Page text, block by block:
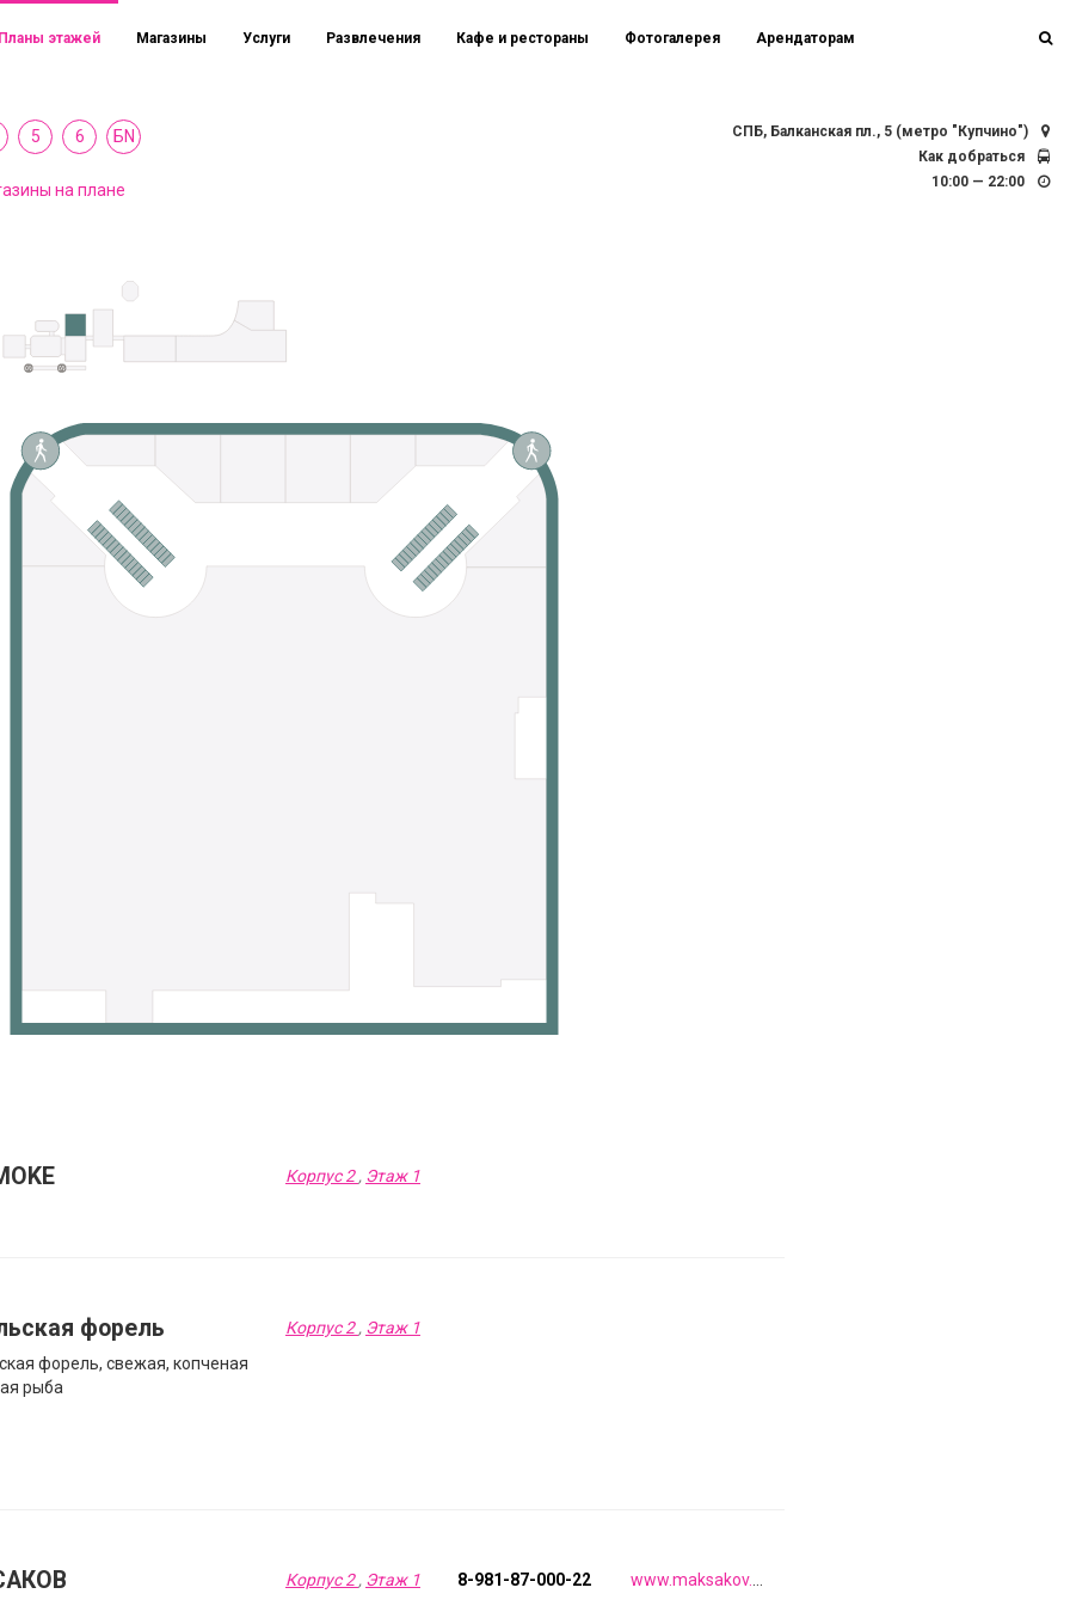
Планы этажей Магазины Услуги Развлечения Кафе и рестораны Фотогалерея Арендаторам
СПБ, Балканская пл., 5 (метро "Купчино")
Как добраться
10:00 — 22:00
5 6 БN
на плане
Корпус 2, Этаж 1
форель
форель, свежая, копченая
рыба
Корпус 2, Этаж 1
Корпус 2, Этаж 1 8-981-87-000-22 www.maksakov.com